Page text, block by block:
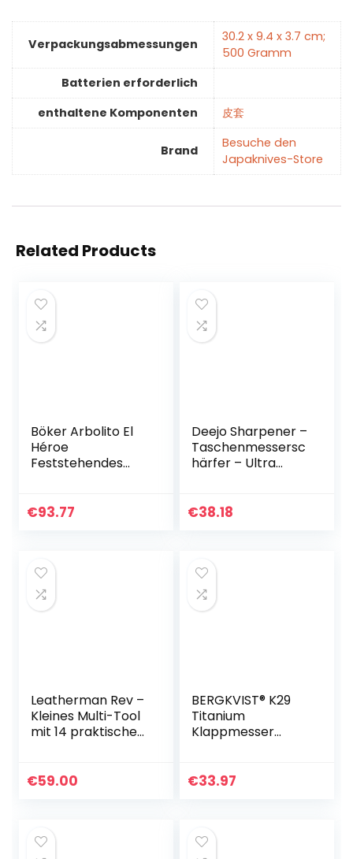
Verpackungsabmessungen
‎30.2 x 9.4 x 3.7 cm;
500 Gramm
Batterien erforderlich
enthaltene Komponenten
‎皮套
Brand
Besuche den
Japaknives-Store
Related Products
Böker Arbolito El
Héroe
Feststehendes
Guayacan-
€93.77
Deejo Sharpener –
Taschenmessersc
härfer – Ultra
Schärfen, ohne die
€38.18
Leatherman Rev –
Kleines Multi-Tool
mit 14 praktischen
für den Outdoor-
€59.00
BERGKVIST® K29
Titanium
Klappmesser
Messer mit
€33.97